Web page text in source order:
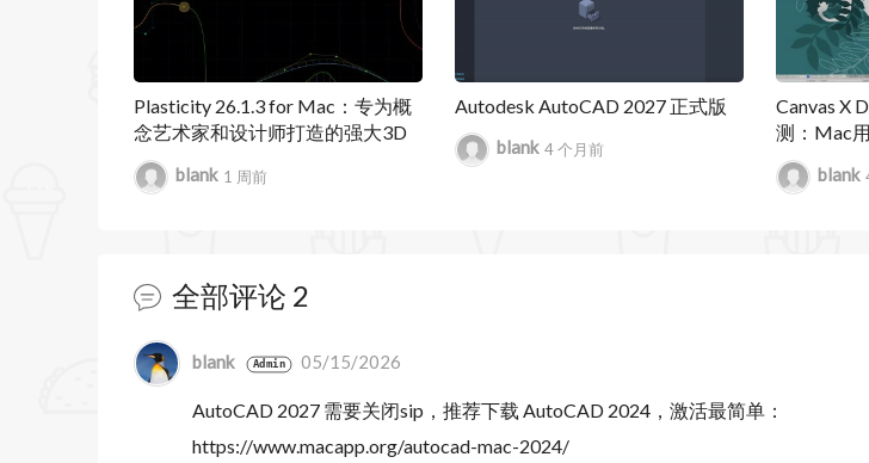
Plasticity 26.1.3 for Mac：专为概
念艺术家和设计师打造的强大3D
建模软件
blank 1 周前
Autodesk AutoCAD 2027 正式版
blank 4 个月前
Canvas X
测：Mac
工具新版体
blank
全部评论 2
暂无跟帖
blank Admin 05/15/2026
AutoCAD 2027 需要关闭sip，推荐下载 AutoCAD 2024，激活最简单：
https://www.macapp.org/autocad-mac-2024/